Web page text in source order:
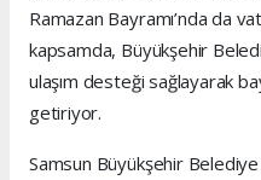
Ramazan Bayramı’nda da
kapsamda, Büyükşehir
ulaşım desteği sağlayarak
getiriyor.
Samsun Büyükşehir